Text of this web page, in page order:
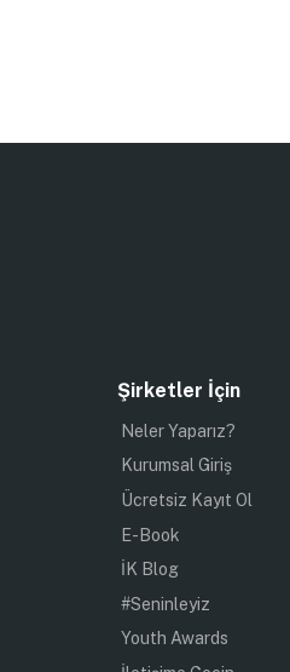
Şirketler İçin
Neler Yaparız?
Kurumsal Giriş
Ücretsiz Kayıt Ol
E-Book
İK Blog
#Seninleyiz
Youth Awards